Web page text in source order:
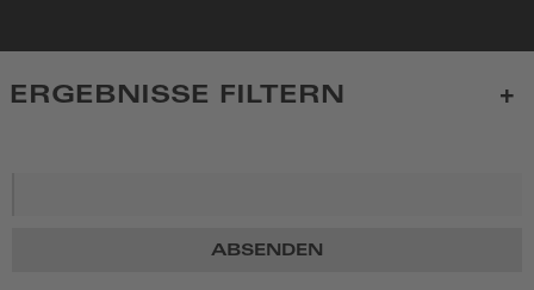
Startseite
ABSENDEN
ERGEBNISSE FILTERN